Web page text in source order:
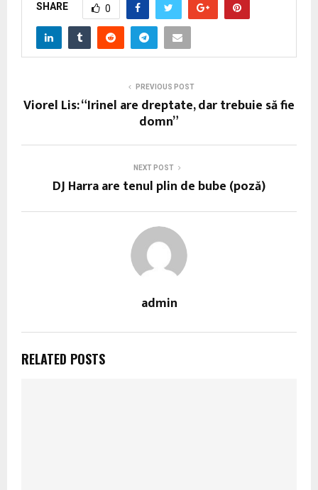
SHARE 0
PREVIOUS POST
Viorel Lis: “Irinel are dreptate, dar trebuie să fie
domn”
NEXT POST
DJ Harra are tenul plin de bube (poză)
admin
RELATED POSTS